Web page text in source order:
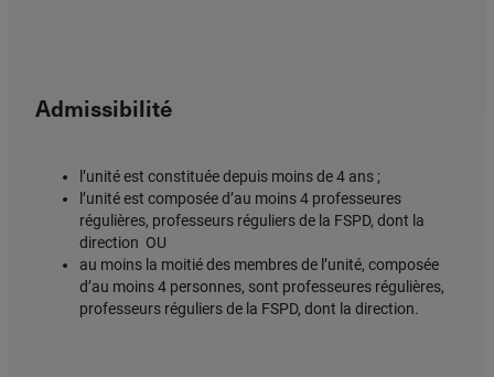
Admissibilité
l’unité est constituée depuis moins de 4 ans ;
l’unité est composée d’au moins 4 professeures
régulières, professeurs réguliers de la FSPD, dont la
direction OU
au moins la moitié des membres de l’unité, composée
d’au moins 4 personnes, sont professeures régulières,
professeurs réguliers de la FSPD, dont la direction.